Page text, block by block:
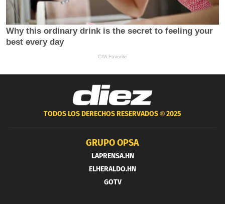
TODOS LOS DERECHOS RESERVADOS ®2025
GRUPO OPSA
LAPRENSA.HN
ELHERALDO.HN
GOTV